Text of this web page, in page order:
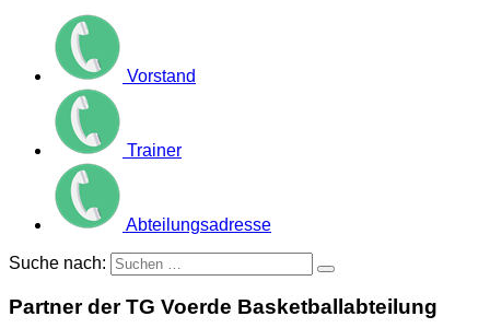
Vorstand
Trainer
Abteilungsadresse
Suche nach:
Partner der TG Voerde Basketballabteilung